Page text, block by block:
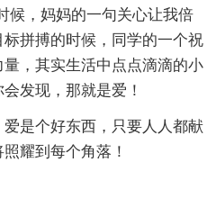
候，妈妈的一句关心让我倍
拼搏的时候，同学的一个祝
，其实生活中点点滴滴的小
发现，那就是爱！
是个好东西，只要人人都献
耀到每个角落！